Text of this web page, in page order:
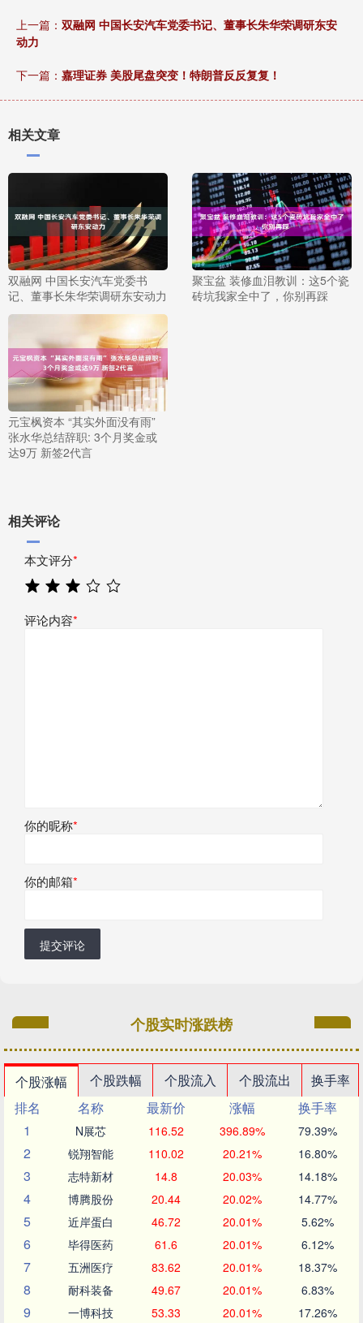
上一篇： 双融网 中国长安汽车党委书记、董事长朱华荣调研东安
动力
下一篇： 嘉理证券 美股尾盘突变！特朗普反反复复！
相关文章
双融网 中国长安汽车党委书
记、董事长朱华荣调研东安动力
聚宝盆 装修血泪教训：这5个瓷
砖坑我家全中了，你别再踩
元宝枫资本 “其实外面没有雨”
张水华总结辞职: 3个月奖金或
达9万 新签2代言
相关评论
本文评分*
评论内容*
你的昵称*
你的邮箱*
提交评论
个股实时涨跌榜
个股涨幅 个股跌幅 个股流入 个股流出
换手率
排名
名称 最新价 涨幅
换手率
1
N展芯 116.52 396.89% 79.39%
2 锐翔智能 110.02 20.21% 16.80%
3 志特新材 14.8 20.03% 14.18%
4 博腾股份 20.44 20.02% 14.77%
5 近岸蛋白 46.72 20.01% 5.62%
6 毕得医药 61.6 20.01% 6.12%
7 五洲医疗 83.62 20.01% 18.37%
8 耐科装备 49.67 20.01% 6.83%
9 一博科技 53.33 20.01% 17.26%